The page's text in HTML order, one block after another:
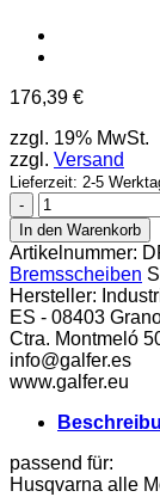
176,39 €
zzgl. 19% MwSt.
zzgl. Versand
Lieferzeit: 2-5
Galfer
Bremsscheibe
Huski
vorn
Grooved
Floating
bi
Menge
In den Warenkorb
Artikelnummer:
Bremsscheiben
Hersteller:
ES - 08403
Ctra. Montmeló
info@galfer.es
www.galfer.eu
passend für:
Husqvarna alle